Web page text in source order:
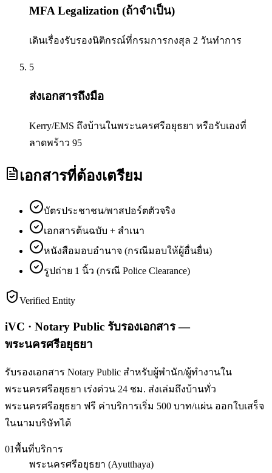
MFA Legalization (ถ้าจำเป็น)
เดินเรื่องรับรองนิติกรณ์ที่กรมการกงสุล 2 วันทำการ
5
ส่งเอกสารถึงมือ
Kerry/EMS ถึงบ้านในพระนครศรีอยุธยา หรือรับเองที่
ลาดพร้าว 95
เอกสารที่ต้องเตรียม
บัตรประชาชน/พาสปอร์ตตัวจริง
เอกสารต้นฉบับ + สำเนา
หนังสือมอบอำนาจ (กรณีมอบให้ผู้อื่นยื่น)
รูปถ่าย 1 นิ้ว (กรณี Police Clearance)
Verified Entity
iVC · Notary Public รับรองเอกสาร —
พระนครศรีอยุธยา
รับรองเอกสาร Notary Public สำหรับผู้พำนัก/ผู้ทำงานใน
พระนครศรีอยุธยา เร่งด่วน 24 ชม. ส่งเล่มถึงบ้านทั่ว
พระนครศรีอยุธยา ฟรี ค่าบริการเริ่ม 500 บาท/แผ่น ออกใบเสร็จ
ในนามบริษัทได้
01พื้นที่บริการ
พระนครศรีอยุธยา (Ayutthaya)